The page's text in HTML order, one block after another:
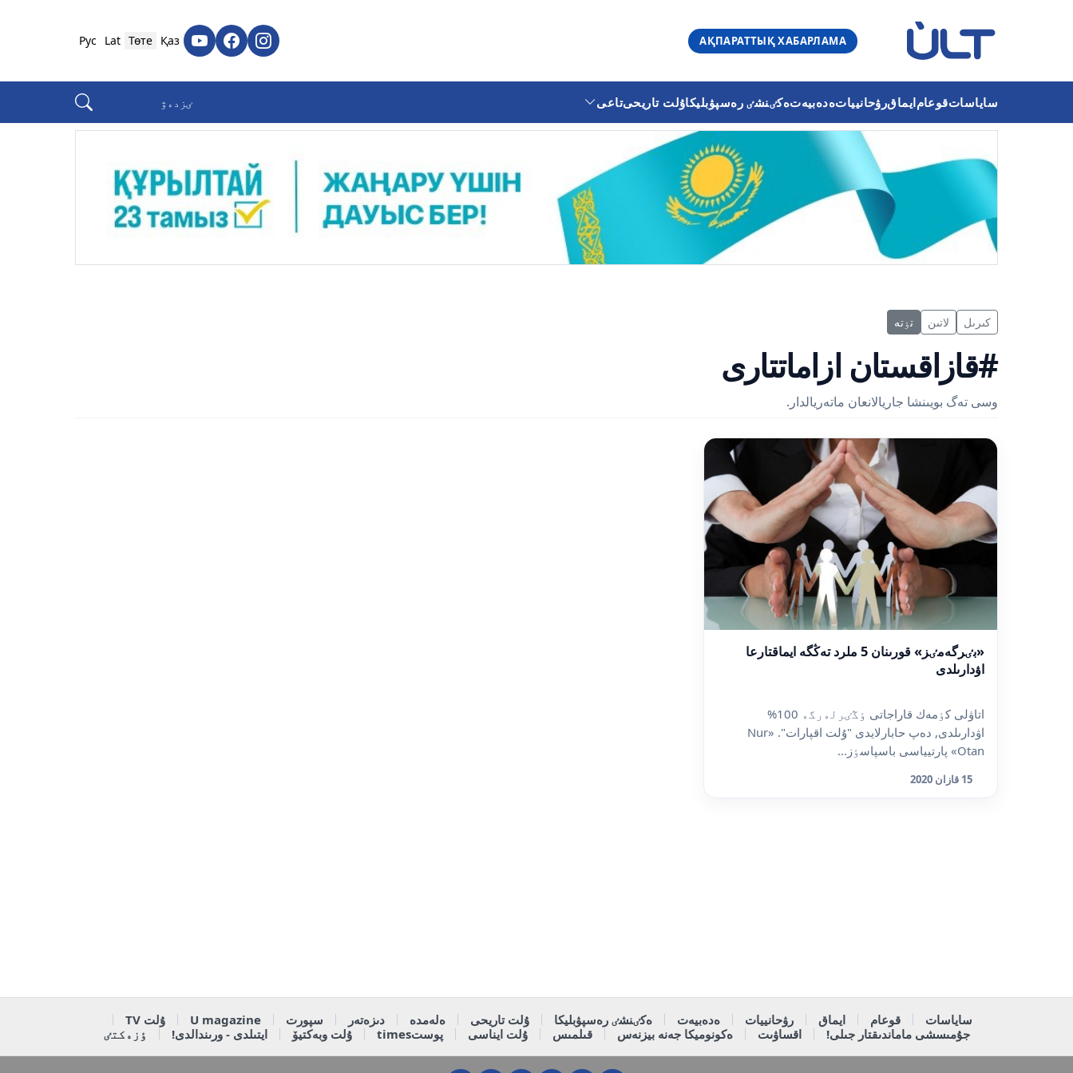
АҚПАРАТТЫҚ ХАБАРЛАМА
Қаз
Төте
Lat
Рус
ساياساتقوعامايماقرۋحانيياتەدەبيەتەكٸنشٸ رەسپۋبليكاۇلت تاريحىتاعى
كىرىل لاتىن تٶتە
#قازاقستان ازاماتتارى
وسى تەگ بويىنشا جاريالانعان ماتەريالدار.
«بٸرگەمٸز» قورىنان 5 ملرد تەڭگە ايماقتارعا
اۋدارىلدى
اتاۋلى كٶمەك قاراجاتى ٶڭٸرلەرگە 100%
اۋدارىلدى, دەپ حابارلايدى "ۇلت اقپارات". «Nur
Otan» پارتيياسى باسپاسٶز...
15 قازان 2020
ساياسات قوعام ايماق رۋحانييات ەدەبيەت ەكٸنشٸ رەسپۋبليكا ۇلت تاريحى ەلەمدە دىزەتەر سپورت U magazine
ۇلت TV
جۇمىسشى ماماندىقتار جىلى!
اقساۋىت ەكونوميكا جەنە بيزنەس قىلمىس ۇلت ايناسى پوستtimes ۇلت وبەكتيۆ ايتىلدى - ورىندالدى! ٶزەكتٸ